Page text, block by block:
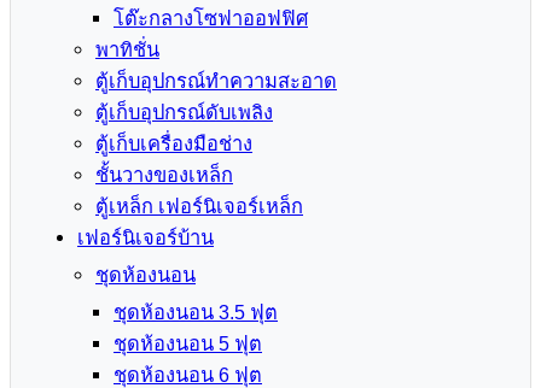
โต๊ะกลางโซฟาออฟฟิศ
พาทิชั่น
ตู้เก็บอุปกรณ์ทำความสะอาด
ตู้เก็บอุปกรณ์ดับเพลิง
ตู้เก็บเครื่องมือช่าง
ชั้นวางของเหล็ก
ตู้เหล็ก เฟอร์นิเจอร์เหล็ก
เฟอร์นิเจอร์บ้าน
ชุดห้องนอน
ชุดห้องนอน 3.5 ฟุต
ชุดห้องนอน 5 ฟุต
ชุดห้องนอน 6 ฟุต